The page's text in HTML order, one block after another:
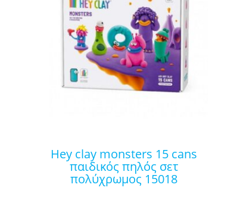
hey clay monsters 15 cans
παιδικός πηλός σετ
πολύχρωμος 15018